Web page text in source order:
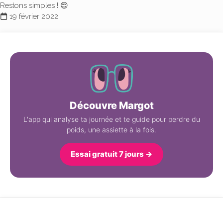
Restons simples ! 😌
19 février 2022
Découvre Margot
L'app qui analyse ta journée et te guide pour perdre du
poids, une assiette à la fois.
Essai gratuit 7 jours →